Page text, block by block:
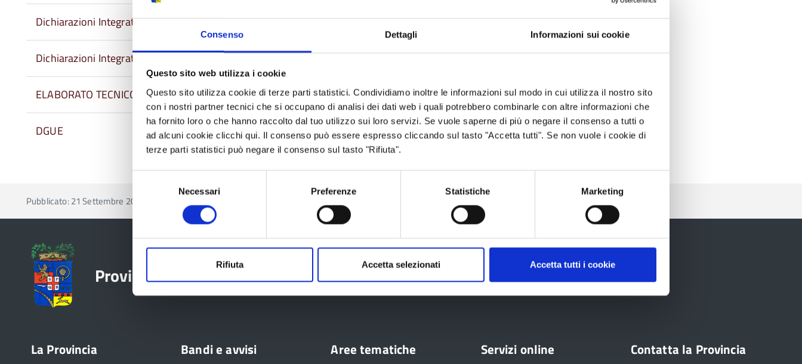
Consenso Dettagli Informazioni sui cookie
Questo sito web utilizza i cookie
Questo sito utilizza cookie di terze parti statistici. Condividiamo inoltre le informazioni sul modo in cui utilizza il nostro sito
con i nostri partner tecnici che si occupano di analisi dei dati web i quali potrebbero combinarle con altre informazioni che
ha fornito loro o che hanno raccolto dal tuo utilizzo sui loro servizi. Se vuole saperne di più o negare il consenso a tutti o
ad alcuni cookie clicchi qui. Il consenso può essere espresso cliccando sul tasto "Accetta tutti". Se non vuole i cookie di
terze parti statistici può negare il consenso sul tasto "Rifiuta".
consenso
Necessari Preferenze Statistiche Marketing
Rifiuta Accetta selezionati Accetta tutti i cookie
Dichiarazioni Integrative (PDF)
Dichiarazioni Integrative ( Editabile)
ELABORATO TECNICO PER OFFERTA
DGUE
Pubblicato: 21 Settembre 2022
Provincia di Reggio Emilia
La Provincia Bandi e avvisi Aree tematiche Servizi online Contatta la Provincia